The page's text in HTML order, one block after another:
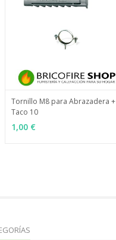
AÑADIR
Tornillo M8 para Abrazadera +
Taco 10
1,00 €